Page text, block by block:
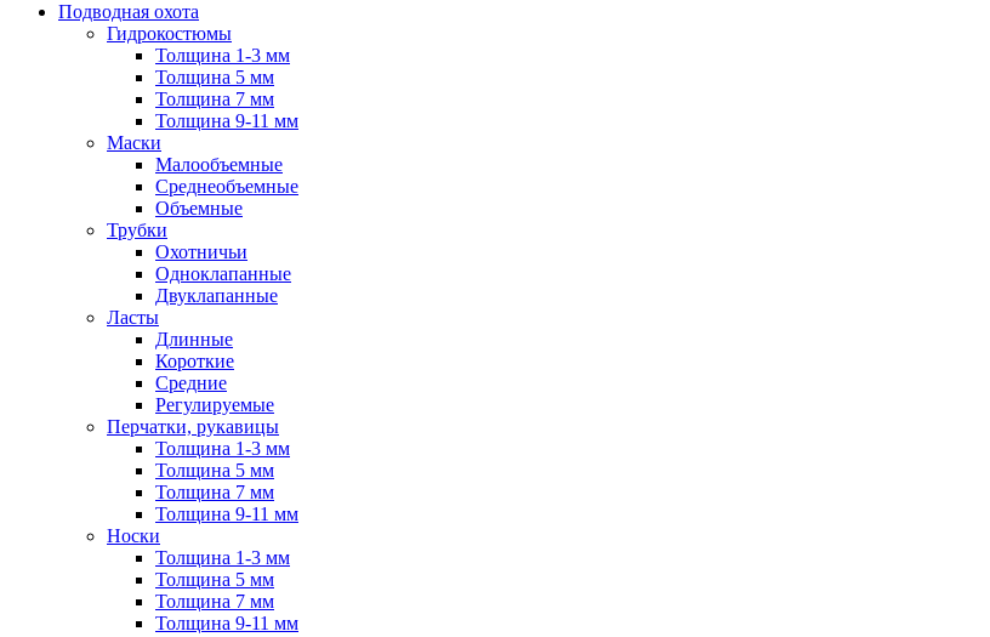
Подводная охота
Гидрокостюмы
Толщина 1-3 мм
Толщина 5 мм
Толщина 7 мм
Толщина 9-11 мм
Маски
Малообъемные
Среднеобъемные
Объемные
Трубки
Охотничьи
Одноклапанные
Двуклапанные
Ласты
Длинные
Короткие
Средние
Регулируемые
Перчатки, рукавицы
Толщина 1-3 мм
Толщина 5 мм
Толщина 7 мм
Толщина 9-11 мм
Носки
Толщина 1-3 мм
Толщина 5 мм
Толщина 7 мм
Толщина 9-11 мм